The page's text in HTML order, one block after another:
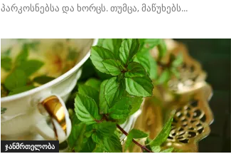
პარკოსნებსა და ხორცს. თუმცა, მაწუხებს...
ჯანმრთელობა